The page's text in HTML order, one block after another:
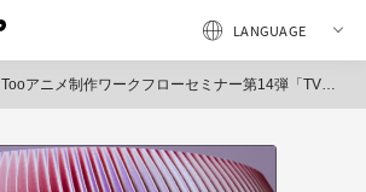
Tooアニメ制作ワークフローセミナー第14弾「TVアニメ『アルドノア・ゼロ』メイキング」開催（Too）